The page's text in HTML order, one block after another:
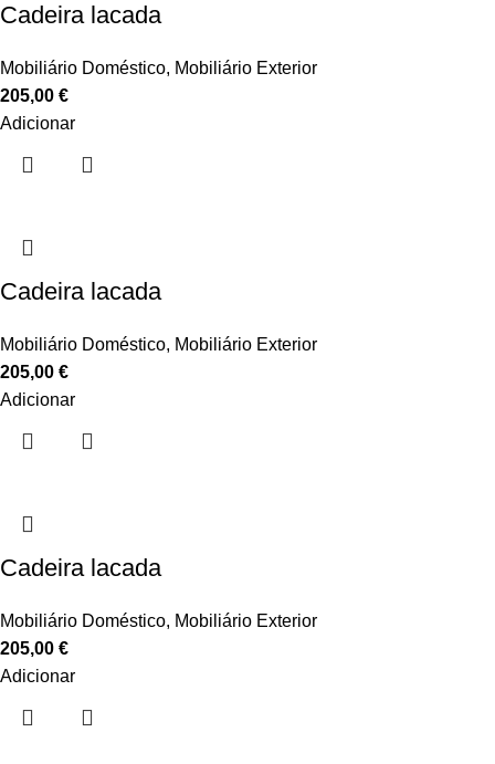
Cadeira lacada
Mobiliário Doméstico, Mobiliário Exterior
205,00 €
Adicionar
Cadeira lacada
Mobiliário Doméstico, Mobiliário Exterior
205,00 €
Adicionar
Cadeira lacada
Mobiliário Doméstico, Mobiliário Exterior
205,00 €
Adicionar